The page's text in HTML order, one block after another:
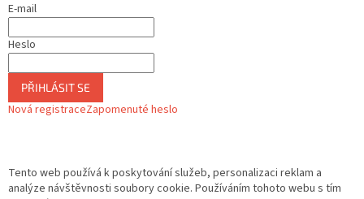
E-mail
Heslo
PŘIHLÁSIT SE
Nová registraceZapomenuté heslo
Tento web používá k poskytování služeb, personalizaci reklam a
analýze návštěvnosti soubory cookie. Používáním tohoto webu s tím